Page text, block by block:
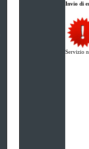
Invio di
Servizio